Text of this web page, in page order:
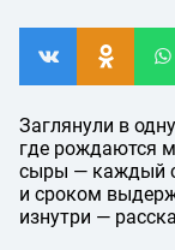
Заглянули в
где рождаются
сыры — каждый
и сроком
изнутри —